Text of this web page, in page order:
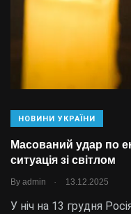
НОВИНИ УКРАЇНИ
Масований удар по
ситуація зі світлом
By admin . 13.12.2025
У ніч на 13 грудня